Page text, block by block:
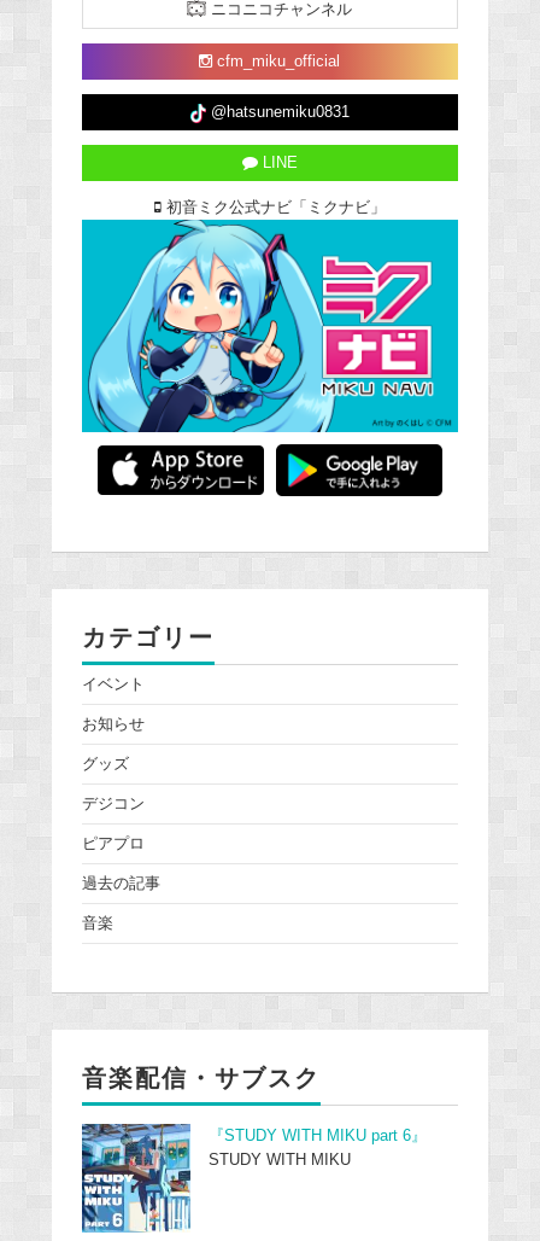
ニコニコチャンネル
cfm_miku_official
@hatsunemiku0831
LINE
初音ミク公式ナビ「ミクナビ」
カテゴリー
イベント
お知らせ
グッズ
デジコン
ピアプロ
過去の記事
音楽
音楽配信・サブスク
『STUDY WITH MIKU part 6』
STUDY WITH MIKU